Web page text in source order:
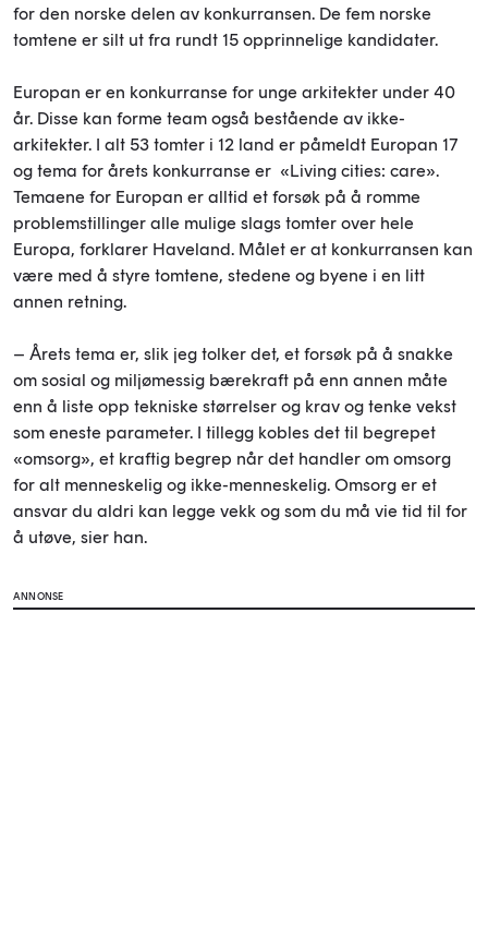
for den norske delen av konkurransen. De fem norske
tomtene er silt ut fra rundt 15 opprinnelige kandidater.
Europan er en konkurranse for unge arkitekter under 40
år. Disse kan forme team også bestående av ikke-
arkitekter. I alt 53 tomter i 12 land er påmeldt Europan 17
og tema for årets konkurranse er «Living cities: care».
Temaene for Europan er alltid et forsøk på å romme
problemstillinger alle mulige slags tomter over hele
Europa, forklarer Haveland. Målet er at konkurransen kan
være med å styre tomtene, stedene og byene i en litt
annen retning.
– Årets tema er, slik jeg tolker det, et forsøk på å snakke
om sosial og miljømessig bærekraft på enn annen måte
enn å liste opp tekniske størrelser og krav og tenke vekst
som eneste parameter. I tillegg kobles det til begrepet
«omsorg», et kraftig begrep når det handler om omsorg
for alt menneskelig og ikke-menneskelig. Omsorg er et
ansvar du aldri kan legge vekk og som du må vie tid til for
å utøve, sier han.
ANNONSE